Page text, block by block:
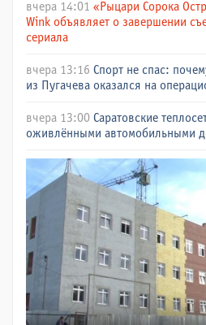
вчера 14:01 «Рыцари Сорока
Wink объявляет о завершении
сериала
вчера 13:16 Спорт не спас:
из Пугачева оказался на
вчера 13:00 Саратовские
оживлёнными автомобильными